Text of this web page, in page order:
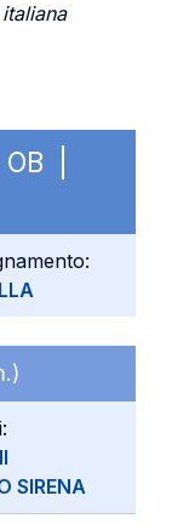
|
SIRENA